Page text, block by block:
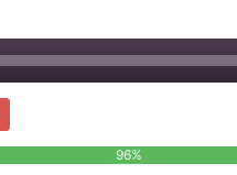
96%